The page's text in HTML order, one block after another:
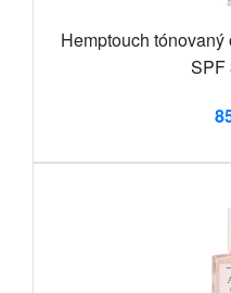
Hemptouch
SPF